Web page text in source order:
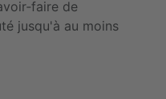
de
jusqu'à au moins